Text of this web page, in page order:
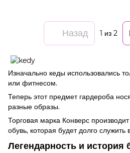
Назад 1 из 2
Изначально кеды использовались
или фитнесом.
Теперь этот предмет гардероба
разные образы.
Торговая марка Конверс
обувь, которая будет долго служить
Легендарность и история